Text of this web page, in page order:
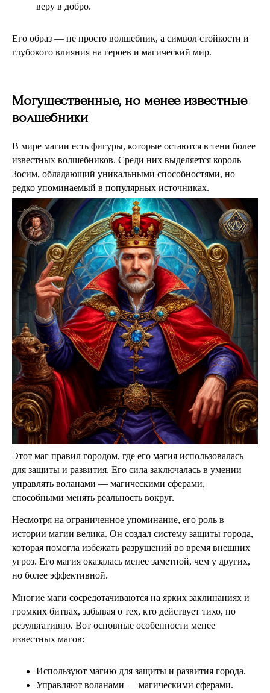
веру в добро.
Его образ — не просто волшебник, а символ стойкости и
глубокого влияния на героев и магический мир.
Могущественные, но менее известные
волшебники
В мире магии есть фигуры, которые остаются в тени более
известных волшебников. Среди них выделяется король
Зосим, обладающий уникальными способностями, но
редко упоминаемый в популярных источниках.
Этот маг правил городом, где его магия использовалась
для защиты и развития. Его сила заключалась в умении
управлять воланами — магическими сферами,
способными менять реальность вокруг.
Несмотря на ограниченное упоминание, его роль в
истории магии велика. Он создал систему защиты города,
которая помогла избежать разрушений во время внешних
угроз. Его магия оказалась менее заметной, чем у других,
но более эффективной.
Многие маги сосредотачиваются на ярких заклинаниях и
громких битвах, забывая о тех, кто действует тихо, но
результативно. Вот основные особенности менее
известных магов:
Используют магию для защиты и развития города.
Управляют воланами — магическими сферами.